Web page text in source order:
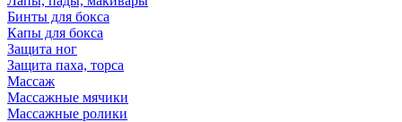
Бинты для бокса
Капы для бокса
Защита ног
Защита паха, торса
Массаж
Массажные мячики
Массажные ролики